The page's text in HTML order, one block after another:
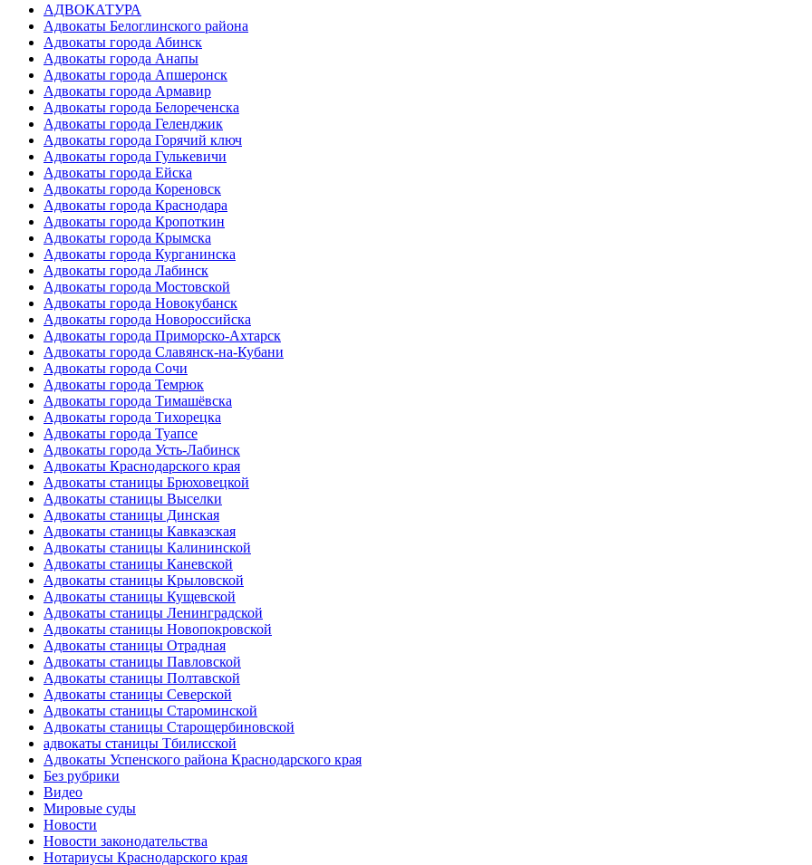
АДВОКАТУРА
Адвокаты Белоглинского района
Адвокаты города Абинск
Адвокаты города Анапы
Адвокаты города Апшеронск
Адвокаты города Армавир
Адвокаты города Белореченска
Адвокаты города Геленджик
Адвокаты города Горячий ключ
Адвокаты города Гулькевичи
Адвокаты города Ейска
Адвокаты города Кореновск
Адвокаты города Краснодара
Адвокаты города Кропоткин
Адвокаты города Крымска
Адвокаты города Курганинска
Адвокаты города Лабинск
Адвокаты города Мостовской
Адвокаты города Новокубанск
Адвокаты города Новороссийска
Адвокаты города Приморско-Ахтарск
Адвокаты города Славянск-на-Кубани
Адвокаты города Сочи
Адвокаты города Темрюк
Адвокаты города Тимашёвска
Адвокаты города Тихорецка
Адвокаты города Туапсе
Адвокаты города Усть-Лабинск
Адвокаты Краснодарского края
Адвокаты станицы Брюховецкой
Адвокаты станицы Выселки
Адвокаты станицы Динская
Адвокаты станицы Кавказская
Адвокаты станицы Калининской
Адвокаты станицы Каневской
Адвокаты станицы Крыловской
Адвокаты станицы Кущевской
Адвокаты станицы Ленинградской
Адвокаты станицы Новопокровской
Адвокаты станицы Отрадная
Адвокаты станицы Павловской
Адвокаты станицы Полтавской
Адвокаты станицы Северской
Адвокаты станицы Староминской
Адвокаты станицы Старощербиновской
адвокаты станицы Тбилисской
Адвокаты Успенского района Краснодарского края
Без рубрики
Видео
Мировые суды
Новости
Новости законодательства
Нотариусы Краснодарского края